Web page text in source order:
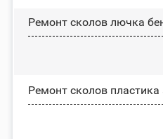
Ремонт сколов лючка
Ремонт сколов